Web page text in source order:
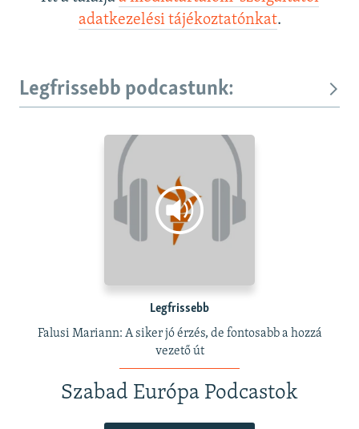
adatkezelési tájékoztatónkat.
Legfrissebb podcastunk:
Legfrissebb
Falusi Mariann: A siker jó érzés, de fontosabb a hozzá
vezető út
Szabad Európa Podcastok